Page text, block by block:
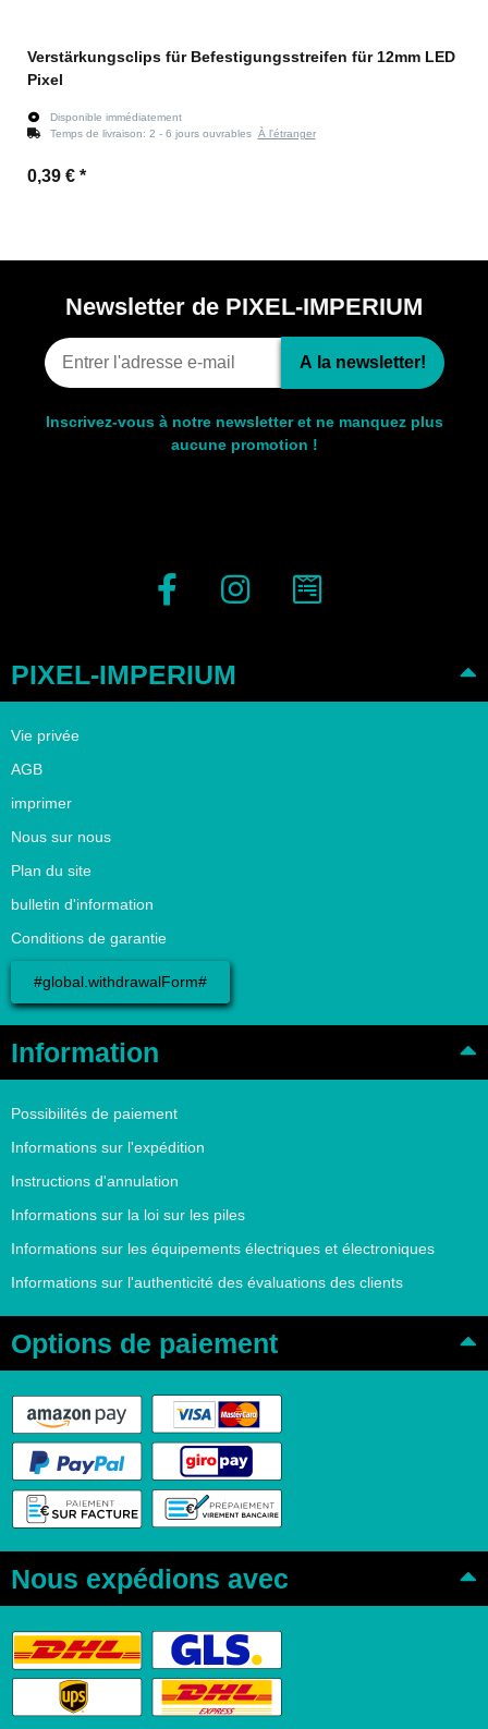
Verstärkungsclips für Befestigungsstreifen für 12mm LED
Pixel
Disponible immédiatement
Temps de livraison: 2 - 6 jours ouvrables À l'étranger
0,39 € *
Newsletter de PIXEL-IMPERIUM
A la newsletter!
Inscrivez-vous à notre newsletter et ne manquez plus
aucune promotion !
PIXEL-IMPERIUM
Vie privée
AGB
imprimer
Nous sur nous
Plan du site
bulletin d'information
Conditions de garantie
#global.withdrawalForm#
Information
Possibilités de paiement
Informations sur l'expédition
Instructions d'annulation
Informations sur la loi sur les piles
Informations sur les équipements électriques et électroniques
Informations sur l'authenticité des évaluations des clients
Options de paiement
Nous expédions avec